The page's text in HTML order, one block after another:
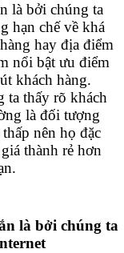
là bởi chúng ta
hạn chế về khá
hay địa điểm
nổi bật ưu điểm
khách hàng.
ta thấy rõ khách
là đối tượng
nên họ đặc
thành rẻ hơn
là bởi chúng ta